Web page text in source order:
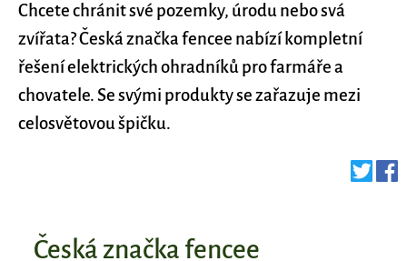
Chcete chránit své pozemky, úrodu nebo svá
zvířata? Česká značka fencee nabízí kompletní
řešení elektrických ohradníků pro farmáře a
chovatele. Se svými produkty se zařazuje mezi
celosvětovou špičku.
Česká značka fencee